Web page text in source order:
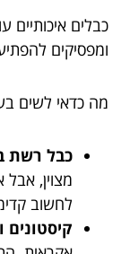
כבלים איכותיים
ומפסיקים
מה כדאי לשים
כבל רשת
מצוין,
לחשוב